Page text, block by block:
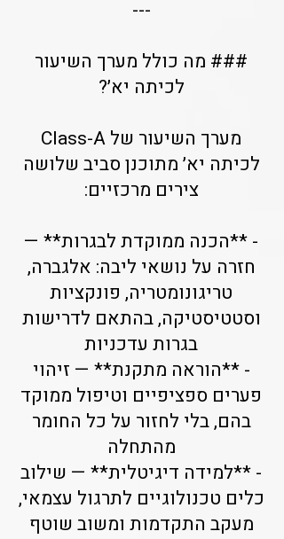
---
### מה כולל מערך השיעור
לכיתה יא׳?
מערך השיעור של Class-A
לכיתה יא׳ מתוכנן סביב שלושה
צירים מרכזיים:
- **הכנה ממוקדת לבגרות** —
חזרה על נושאי ליבה: אלגברה,
טריגונומטריה, פונקציות
וסטטיסטיקה, בהתאם לדרישות
בגרות עדכניות
- **הוראה מתקנת** — זיהוי
פערים ספציפיים וטיפול ממוקד
בהם, בלי לחזור על כל החומר
מהתחלה
- **למידה דיגיטלית** — שילוב
כלים טכנולוגיים לתרגול עצמאי,
מעקב התקדמות ומשוב שוטף